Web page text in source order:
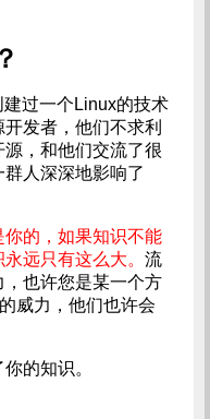
过一个Linux的技术
发者，他们不求利
，和他们交流了很
人深深地影响了
的，如果知识不能
远只有这么大。 流
也许您是某一个方
威力，他们也许会
的知识。